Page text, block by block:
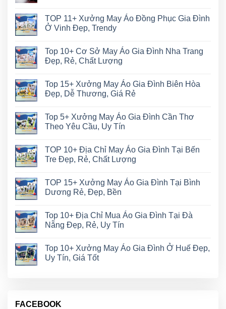
TOP 11+ Xưởng May Áo Đồng Phục Gia Đình
Ở Vinh Đẹp, Trendy
Top 10+ Cơ Sở May Áo Gia Đình Nha Trang
Đẹp, Rẻ, Chất Lượng
Top 15+ Xưởng May Áo Gia Đình Biên Hòa
Đẹp, Dễ Thương, Giá Rẻ
Top 5+ Xưởng May Áo Gia Đình Cần Thơ
Theo Yêu Cầu, Uy Tín
TOP 10+ Địa Chỉ May Áo Gia Đình Tại Bến
Tre Đẹp, Rẻ, Chất Lượng
TOP 15+ Xưởng May Áo Gia Đình Tại Bình
Dương Rẻ, Đẹp, Bền
Top 10+ Địa Chỉ Mua Áo Gia Đình Tại Đà
Nẵng Đẹp, Rẻ, Uy Tín
Top 10+ Xưởng May Áo Gia Đình Ở Huế Đẹp,
Uy Tín, Giá Tốt
FACEBOOK